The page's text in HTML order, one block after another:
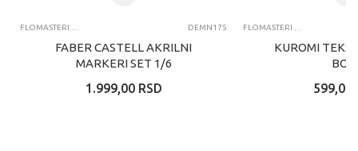
FLOMASTERI I MARKERI DEMN175
FABER CASTELL AKRILNI
MARKERI SET 1/6
1.999,00 RSD
FLOMASTERI I MARKERI
KUROMI
599,00